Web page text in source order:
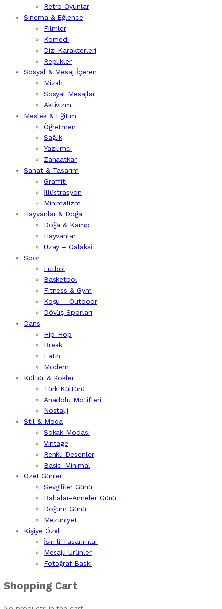
Retro Oyunlar
Sinema & Eğlence
Filmler
Komedi
Dizi Karakterleri
Replikler
Sosyal & Mesaj İçeren
Mizah
Sosyal Mesajlar
Aktivizm
Meslek & Eğitim
Öğretmen
Sağlık
Yazılımcı
Zanaatkar
Sanat & Tasarım
Graffiti
İllüstrasyon
Minimalizm
Hayvanlar & Doğa
Doğa & Kamp
Hayvanlar
Uzay – Galaksi
Spor
Futbol
Basketbol
Fitness & Gym
Koşu – Outdoor
Dövüş Sporları
Dans
Hip-Hop
Break
Latin
Modern
Kültür & Kökler
Türk Kültürü
Anadolu Motifleri
Nostalji
Stil & Moda
Sokak Modası
Vintage
Renkli Desenler
Basic-Minimal
Özel Günler
Sevgililer Günü
Babalar-Anneler Günü
Doğum Günü
Mezuniyet
Kişiye Özel
İsimli Tasarımlar
Mesajlı Ürünler
Fotoğraf Baskı
Shopping Cart